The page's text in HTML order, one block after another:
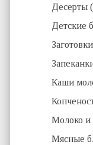
Десерты
Детские
Заготовки
Каши
Молоко и
Мясные